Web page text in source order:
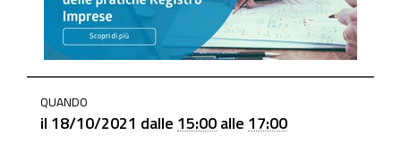
homepage/events/archivio-
eventi/21-
QUANDO
il 18/10/2021 dalle 15:00 alle 17:00